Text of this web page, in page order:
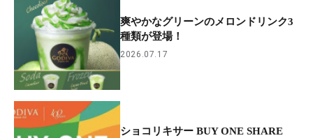
爽やかなグリーンのメロンドリンク3
種類が登場！
2026.07.17
ショコリキサー BUY ONE SHARE